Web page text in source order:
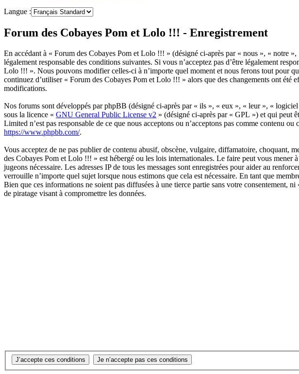
Langue :
Forum des Cobayes Pom et Lolo !!! - Enregistrement
En accédant à « Forum des Cobayes Pom et Lolo !!! » (désigné ci-après par « nous », « notre
légalement responsable des conditions suivantes. Si vous n’acceptez pas d’être légalement
Lolo !!! ». Nous pouvons modifier celles-ci à n’importe quel moment et nous ferons tout pour
continuez d’utiliser « Forum des Cobayes Pom et Lolo !!! » alors que des changements ont été
modifications.
Nos forums sont développés par phpBB (désigné ci-après par « ils », « eux », « leur », «
sous la licence « GNU General Public License v2 » (désigné ci-après par « GPL ») et qui peut
Limited n’est pas responsable de ce que nous acceptons ou n’acceptons pas comme contenu
https://www.phpbb.com/.
Vous acceptez de ne pas publier de contenu abusif, obscène, vulgaire, diffamatoire, choquant,
des Cobayes Pom et Lolo !!! » est hébergé ou les lois internationales. Le faire peut vous mener
jugeons nécessaire. Les adresses IP de tous les messages sont enregistrées pour aider au
verrouille n’importe quel sujet lorsque nous estimons que cela est nécessaire. En tant que
Bien que ces informations ne soient pas diffusées à une tierce partie sans votre consentement,
de piratage visant à compromettre les données.